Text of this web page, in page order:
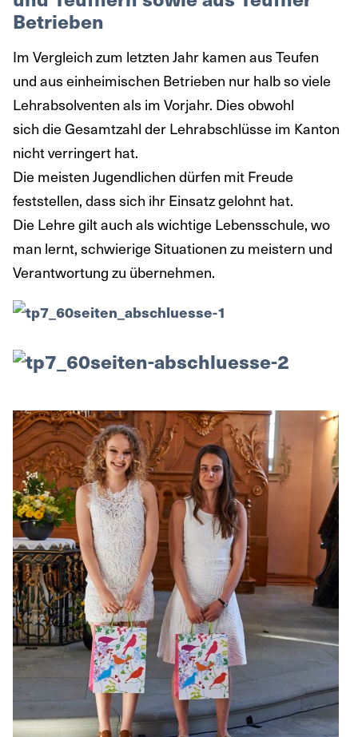
Betrieben
Im Vergleich zum letzten Jahr kamen aus Teufen
und aus einheimischen Betrieben nur halb so viele
Lehrabsolventen als im Vorjahr. Dies obwohl
sich die Gesamtzahl der Lehrabschlüsse im Kanton
nicht verringert hat.
Die meisten Jugendlichen dürfen mit Freude
feststellen, dass sich ihr Einsatz gelohnt hat.
Die Lehre gilt auch als wichtige Lebensschule, wo
man lernt, schwierige Situationen zu meistern und
Verantwortung zu übernehmen.